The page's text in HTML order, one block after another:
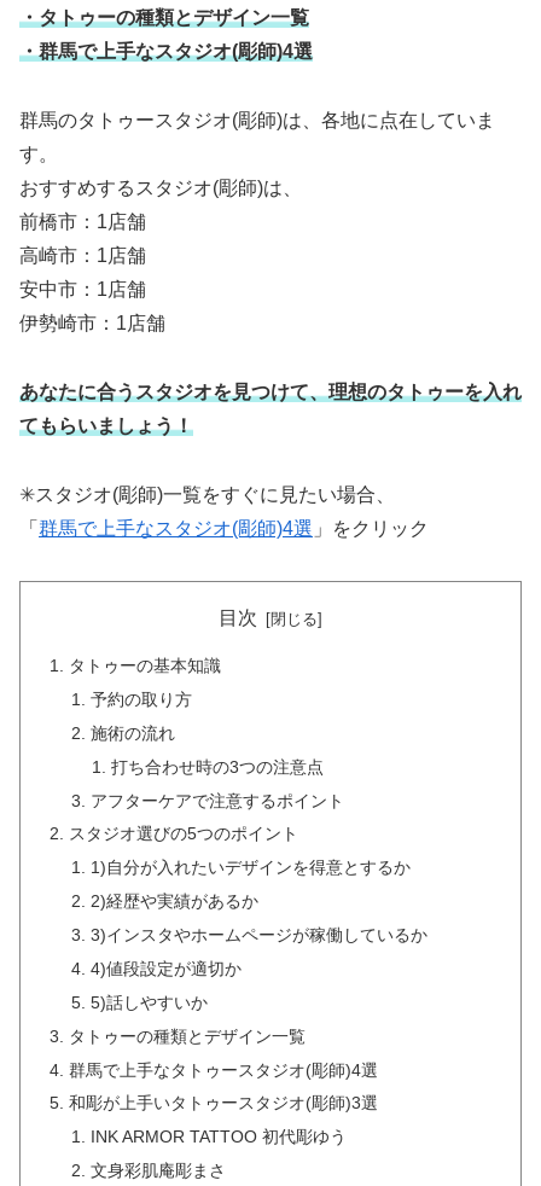
・タトゥーの種類とデザイン一覧
・群馬で上手なスタジオ(彫師)4選
群馬のタトゥースタジオ(彫師)は、各地に点在していま
す。
おすすめするスタジオ(彫師)は、
前橋市：1店舗
高崎市：1店舗
安中市：1店舗
伊勢崎市：1店舗
あなたに合うスタジオを見つけて、理想のタトゥーを入れ
てもらいましょう！
✳︎スタジオ(彫師)一覧をすぐに見たい場合、
「 群馬で上手なスタジオ(彫師)4選 」をクリック
目次
タトゥーの基本知識
予約の取り方
施術の流れ
打ち合わせ時の3つの注意点
アフターケアで注意するポイント
スタジオ選びの5つのポイント
1)自分が入れたいデザインを得意とするか
2)経歴や実績があるか
3)インスタやホームページが稼働しているか
4)値段設定が適切か
5)話しやすいか
タトゥーの種類とデザイン一覧
群馬で上手なタトゥースタジオ(彫師)4選
和彫が上手いタトゥースタジオ(彫師)3選
INK ARMOR TATTOO 初代彫ゆう
文身彩肌庵彫まさ